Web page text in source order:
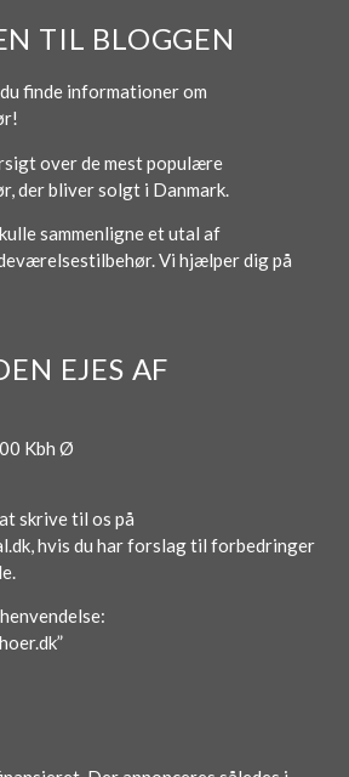
TIL BLOGGEN
finde informationer om
over de mest populære
der bliver solgt i Danmark.
sammenligne et utal af
Vi hjælper dig på
EJES AF
Kbh Ø
skrive til os på
hvis du har forslag til forbedringer